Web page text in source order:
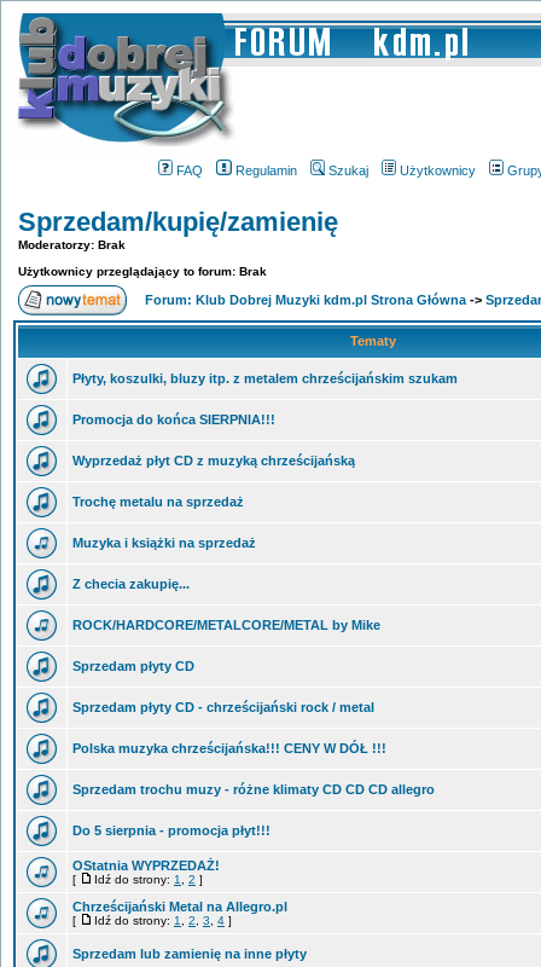
FAQ Regulamin Szukaj Użytkownicy
Sprzedam/kupię/zamienię
Moderatorzy: Brak
Użytkownicy przeglądający to forum: Brak
Forum: Klub Dobrej Muzyki kdm.pl Strona Główna ->
Tematy
Płyty, koszulki, bluzy itp. z metalem chrześcijańskim szukam
Promocja do końca SIERPNIA!!!
Wyprzedaż płyt CD z muzyką chrześcijańską
Trochę metalu na sprzedaż
Muzyka i książki na sprzedaż
Z checia zakupię...
ROCK/HARDCORE/METALCORE/METAL by Mike
Sprzedam płyty CD
Sprzedam płyty CD - chrześcijański rock / metal
Polska muzyka chrześcijańska!!! CENY W DÓŁ !!!
Sprzedam trochu muzy - różne klimaty CD CD CD allegro
Do 5 sierpnia - promocja płyt!!!
OStatnia WYPRZEDAŻ!
[ Idź do strony: 1 2 ]
Chrześcijański Metal na Allegro.pl
[ Idź do strony: 1 2 3 4 ]
Sprzedam lub zamienię na inne płyty